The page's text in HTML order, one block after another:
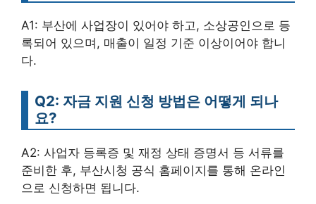
A1: 부산에 사업장이 있어야 하고, 소상공인으로 등
록되어 있으며, 매출이 일정 기준 이상이어야 합니
다.
Q2: 자금 지원 신청 방법은 어떻게 되나
요?
A2: 사업자 등록증 및 재정 상태 증명서 등 서류를
준비한 후, 부산시청 공식 홈페이지를 통해 온라인
으로 신청하면 됩니다.